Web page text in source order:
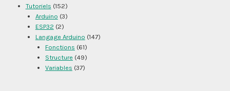
Tutoriels (152)
Arduino (3)
ESP32 (2)
Langage Arduino (147)
Fonctions (61)
Structure(49)
Variables (37)